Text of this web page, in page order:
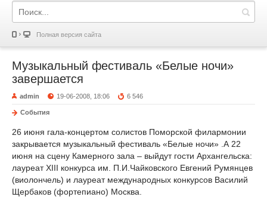
Полная версия сайта
Музыкальный фестиваль «Белые ночи»
завершается
admin 19-06-2008, 18:06 6 546
События
26 июня гала-концертом солистов Поморской филармонии
закрывается музыкальный фестиваль «Белые ночи» .А 22
июня на сцену Камерного зала – выйдут гости Архангельска:
лауреат XIII конкурса им. П.И.Чайковского Евгений Румянцев
(виолончель) и лауреат международных конкурсов Василий
Щербаков (фортепиано) Москва.